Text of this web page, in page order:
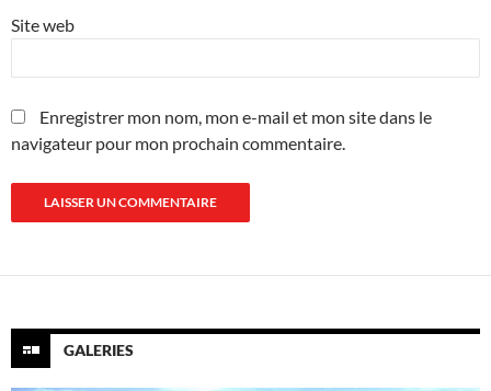
Site web
Enregistrer mon nom, mon e-mail et mon site dans le
navigateur pour mon prochain commentaire.
GALERIES